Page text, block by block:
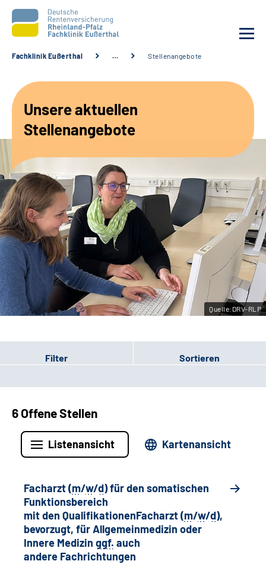
Unsere Angebote
Karriere
Beratungsstellen &
Zuweisende
Suche
Leichte Sprache
Gebärdensprache
Fachklinik Eußerthal … Stellenangebote
Unsere aktuellen
Stellenangebote
Quelle:DRV-RLP
Filter Sortieren
6 Offene Stellen
Listenansicht Kartenansicht
Facharzt (m/w/d) für den somatischen
Funktionsbereich
mit den QualifikationenFacharzt (m/w/d),
bevorzugt, für Allgemeinmedizin oder
Innere Medizin ggf. auch
andere Fachrichtungen